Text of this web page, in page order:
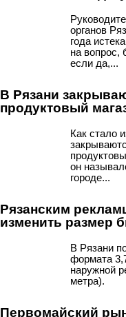
органов
года
на вопрос,
если да,...
В Рязани
продуктовый
Как стало
он
городе...
Рязанским
изменить размер
В Рязани
формата
наружной
метра).
Первомайский